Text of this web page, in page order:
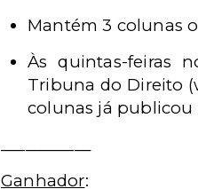
Mantém 3 colunas
Às quintas-feiras
Tribuna do Direito
colunas já publicou
Ganhador: